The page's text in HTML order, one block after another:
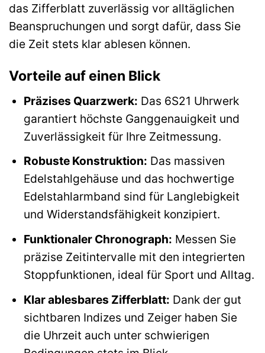
das Zifferblatt zuverlässig vor alltäglichen
Beanspruchungen und sorgt dafür, dass Sie
die Zeit stets klar ablesen können.
Vorteile auf einen Blick
Präzises Quarzwerk: Das 6S21 Uhrwerk
garantiert höchste Ganggenauigkeit und
Zuverlässigkeit für Ihre Zeitmessung.
Robuste Konstruktion: Das massiven
Edelstahlgehäuse und das hochwertige
Edelstahlarmband sind für Langlebigkeit
und Widerstandsfähigkeit konzipiert.
Funktionaler Chronograph: Messen Sie
präzise Zeitintervalle mit den integrierten
Stoppfunktionen, ideal für Sport und Alltag.
Klar ablesbares Zifferblatt: Dank der gut
sichtbaren Indizes und Zeiger haben Sie
die Uhrzeit auch unter schwierigen